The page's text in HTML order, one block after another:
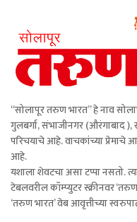
“सोलापूर तरुण भारत” हे नाव
गुलबर्गा, संभाजीनगर (औरंगाबाद ),
परिचयाचे आहे. वाचकांच्या प्रेमाचे
आहे.
यशाला शेवटचा असा टप्पा नसतो.
टेबलवरील कॉम्प्युटर स्क्रीनवर
‘तरुण भारत’ वेब आवृत्तीच्या